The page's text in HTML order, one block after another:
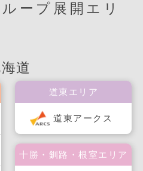
ープ展開エリ
道
道東エリア
道東アークス
十勝・釧路・根室エリア